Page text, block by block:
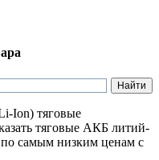
Ion) тяговые
тяговые АКБ литий-
самым низким ценам с